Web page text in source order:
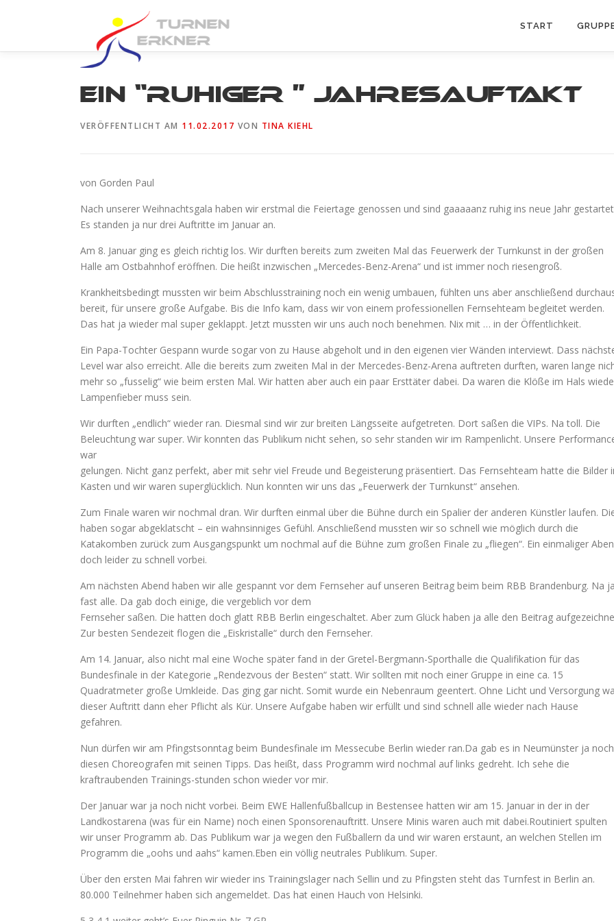
START
Ein “ruhiger ” Jahresauftakt
VERÖFFENTLICHT AM 11.02.2017 VON TINA KIEHL
von Gorden Paul
Nach unserer Weihnachtsgala haben wir erstmal die Feiertage genossen und sind gaaaaanz ruhig ins neue Jahr
Es standen ja nur drei Auftritte im Januar an.
Am 8. Januar ging es gleich richtig los. Wir durften bereits zum zweiten Mal das Feuerwerk der Turnkunst in der großen
Halle am Ostbahnhof eröffnen. Die heißt inzwischen „Mercedes-Benz-Arena“ und ist immer noch riesengroß.
Krankheitsbedingt mussten wir beim Abschlusstraining noch ein wenig umbauen, fühlten uns aber anschließend
bereit, für unsere große Aufgabe. Bis die Info kam, dass wir von einem professionellen Fernsehteam begleitet werden.
Das hat ja wieder mal super geklappt. Jetzt mussten wir uns auch noch benehmen. Nix mit … in der Öffentlichkeit.
Ein Papa-Tochter Gespann wurde sogar von zu Hause abgeholt und in den eigenen vier Wänden interviewt. Dass
Level war also erreicht. Alle die bereits zum zweiten Mal in der Mercedes-Benz-Arena auftreten durften, waren lange
mehr so „fusselig“ wie beim ersten Mal. Wir hatten aber auch ein paar Ersttäter dabei. Da waren die Klöße im Hals
Lampenfieber muss sein.
Wir durften „endlich“ wieder ran. Diesmal sind wir zur breiten Längsseite aufgetreten. Dort saßen die VIPs. Na toll. Die
Beleuchtung war super. Wir konnten das Publikum nicht sehen, so sehr standen wir im Rampenlicht. Unsere
war
gelungen. Nicht ganz perfekt, aber mit sehr viel Freude und Begeisterung präsentiert. Das Fernsehteam hatte die Bilder
Kasten und wir waren superglücklich. Nun konnten wir uns das „Feuerwerk der Turnkunst“ ansehen.
Zum Finale waren wir nochmal dran. Wir durften einmal über die Bühne durch ein Spalier der anderen Künstler laufen.
haben sogar abgeklatscht – ein wahnsinniges Gefühl. Anschließend mussten wir so schnell wie möglich durch die
Katakomben zurück zum Ausgangspunkt um nochmal auf die Bühne zum großen Finale zu „fliegen“. Ein einmaliger
doch leider zu schnell vorbei.
Am nächsten Abend haben wir alle gespannt vor dem Fernseher auf unseren Beitrag beim beim RBB Brandenburg. Na ja
fast alle. Da gab doch einige, die vergeblich vor dem
Fernseher saßen. Die hatten doch glatt RBB Berlin eingeschaltet. Aber zum Glück haben ja alle den Beitrag
Zur besten Sendezeit flogen die „Eiskristalle“ durch den Fernseher.
Am 14. Januar, also nicht mal eine Woche später fand in der Gretel-Bergmann-Sporthalle die Qualifikation für das
Bundesfinale in der Kategorie „Rendezvous der Besten“ statt. Wir sollten mit noch einer Gruppe in eine ca. 15
Quadratmeter große Umkleide. Das ging gar nicht. Somit wurde ein Nebenraum geentert. Ohne Licht und Versorgung
dieser Auftritt dann eher Pflicht als Kür. Unsere Aufgabe haben wir erfüllt und sind schnell alle wieder nach Hause
gefahren.
Nun dürfen wir am Pfingstsonntag beim Bundesfinale im Messecube Berlin wieder ran.Da gab es in Neumünster ja noch
diesen Choreografen mit seinen Tipps. Das heißt, dass Programm wird nochmal auf links gedreht. Ich sehe die
kraftraubenden Trainings-stunden schon wieder vor mir.
Der Januar war ja noch nicht vorbei. Beim EWE Hallenfußballcup in Bestensee hatten wir am 15. Januar in der in der
Landkostarena (was für ein Name) noch einen Sponsorenauftritt. Unsere Minis waren auch mit dabei.Routiniert spulten
wir unser Programm ab. Das Publikum war ja wegen den Fußballern da und wir waren erstaunt, an welchen Stellen im
Programm die „oohs und aahs“ kamen.Eben ein völlig neutrales Publikum. Super.
Über den ersten Mai fahren wir wieder ins Trainingslager nach Sellin und zu Pfingsten steht das Turnfest in Berlin an.
80.000 Teilnehmer haben sich angemeldet. Das hat einen Hauch von Helsinki.